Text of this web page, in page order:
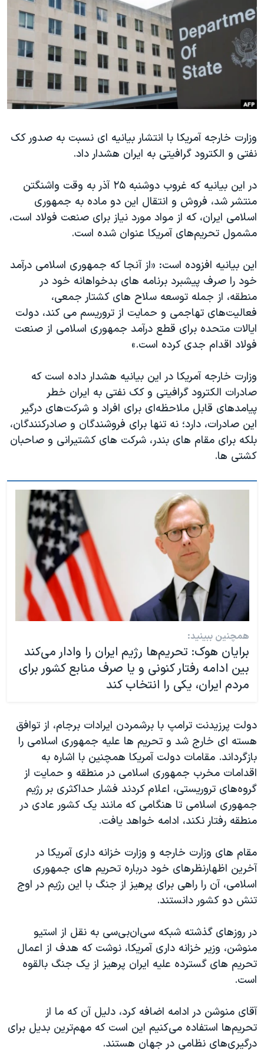
فرهنگ و زندگی
حقوق شهروندی
اقتصادی
علم و فناوری
آرشیو پخش زنده
مستندها
انتخابات ریاست جمهوری آمریکا ۲۰۲۴
حمله جمهوری اسلامی به اسرائیل
رمز مهسا
ورزش زنان در ایران
مجموعه مستندهای دادخواهی
تریبونال مردمی آبان ۹۸
دادگاه حمید نوری
چهل سال گروگان‌گیری
قانون شفافیت دارائی کادر رهبری ایران
اسرائیل در جنگ
نرگس محمدی برنده جایزه نوبل صلح
همایش محافظه‌کاران آمریکا «سی‌پک»
صفحه‌های ویژه
سفر پرزیدنت ترامپ به چین
دنبال کنید
زبانهای مختلف
وزارت خارجه آمریکا با انتشار بیانیه ای نسبت به صدور کک
نفتی و الکترود گرافیتی به ایران هشدار داد.
در این بیانیه که غروب دوشنبه ۲۵ آذر به وقت واشنگتن
منتشر شد، فروش و انتقال این دو ماده به جمهوری
اسلامی ایران، که از مواد مورد نیاز برای صنعت فولاد است،
مشمول تحریم‌های آمریکا عنوان شده است.
این بیانیه افزوده است: «از آنجا که جمهوری اسلامی درآمد
خود را صرف پیشبرد برنامه های بدخواهانه خود در
منطقه، از جمله توسعه سلاح های کشتار جمعی،
فعالیت‌های تهاجمی و حمایت از تروریسم می کند، دولت
ایالات متحده برای قطع درآمد جمهوری اسلامی از صنعت
فولاد اقدام جدی کرده است.»
وزارت خارجه آمریکا در این بیانیه هشدار داده است که
صادرات الکترود گرافیتی و کک نفتی به ایران خطر
پیامدهای قابل ملاحظه‌ای برای افراد و شرکت‌های درگیر
این صادرات، دارد؛ نه تنها برای فروشندگان و صادرکنندگان،
بلکه برای مقام های بندر، شرکت های کشتیرانی و صاحبان
کشتی ها.
همچنین ببینید:
برایان هوک: تحریم‌ها رژیم ایران را وادار می‌کند
بین ادامه رفتار کنونی و یا صرف منابع کشور برای
مردم ایران، یکی را انتخاب کند
دولت پرزیدنت ترامپ با برشمردن ایرادات برجام، از توافق
هسته ای خارج شد و تحریم ها علیه جمهوری اسلامی را
بازگرداند. مقامات دولت آمریکا همچنین با اشاره به
اقدامات مخرب جمهوری اسلامی در منطقه و حمایت از
گروه‌های تروریستی، اعلام کردند فشار حداکثری بر رژیم
جمهوری اسلامی تا هنگامی که مانند یک کشور عادی در
منطقه رفتار نکند، ادامه خواهد یافت.
مقام های وزارت خارجه و وزارت خزانه داری آمریکا در
آخرین اظهارنظرهای خود درباره تحریم های جمهوری
اسلامی، آن را راهی برای پرهیز از جنگ با این رژیم در اوج
تنش دو کشور دانستند.
در روزهای گذشته شبکه سی‌ان‌بی‌سی به نقل از استیو
منوشن، وزیر خزانه داری آمریکا، نوشت که هدف از اعمال
تحریم های گسترده علیه ایران پرهیز از یک جنگ بالقوه
است.
آقای منوشن در ادامه اضافه کرد، دلیل آن که ما از
تحریم‌ها استفاده می‌کنیم این است که مهم‌ترین بدیل برای
درگیری‌های نظامی در جهان هستند.